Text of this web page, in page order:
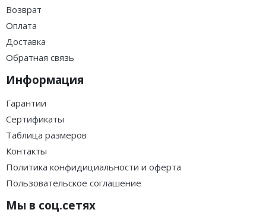
Возврат
Оплата
Доставка
Обратная связь
Информация
Гарантии
Сертификаты
Таблица размеров
Контакты
Политика конфидициальности и оферта
Пользовательское соглашение
Мы в соц.сетях